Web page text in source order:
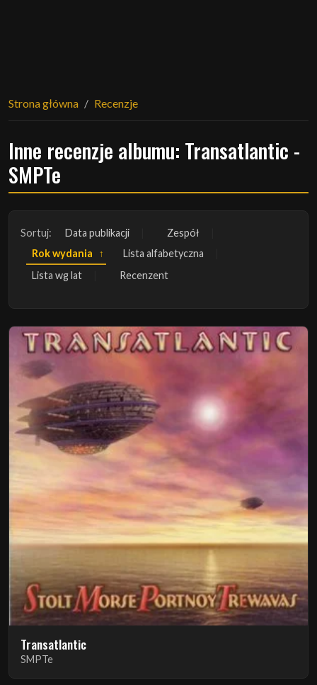
Strona główna Recenzje
Inne recenzje albumu: Transatlantic -
SMPTe
Sortuj: Data publikacji
Zespół
Rok wydania
Lista alfabetyczna
Lista wg lat
Recenzent
Transatlantic
SMPTe